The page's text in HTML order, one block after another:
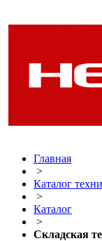
Главная
>
Каталог
>
Каталог
>
Складская